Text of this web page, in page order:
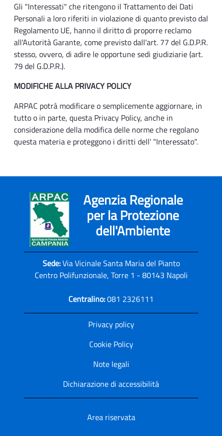
Gli "Interessati" che ritengono il Trattamento dei Dati
Personali a loro riferiti in violazione di quanto previsto dal
Regolamento UE, hanno il diritto di proporre reclamo
all'Autorità Garante, come previsto dall'art. 77 del G.D.P.R.
stesso, ovvero, di adire le opportune sedi giudiziarie (art.
79 del G.D.P.R.).
MODIFICHE ALLA PRIVACY POLICY
ARPAC potrà modificare o semplicemente aggiornare, in
tutto o in parte, questa Privacy Policy, anche in
considerazione della modifica delle norme che regolano
questa materia e proteggono i diritti dell' "Interessato".
Agenzia Regionale
per la Protezione
dell'Ambiente
Sede:Via Vicinale Santa Maria del Pianto
Centro Polifunzionale, Torre 1 - 80143 Napoli
Centralino:081 2326111
Privacy policy
Cookie Policy
Note legali
Dichiarazione di accessibilitá
Area riservata